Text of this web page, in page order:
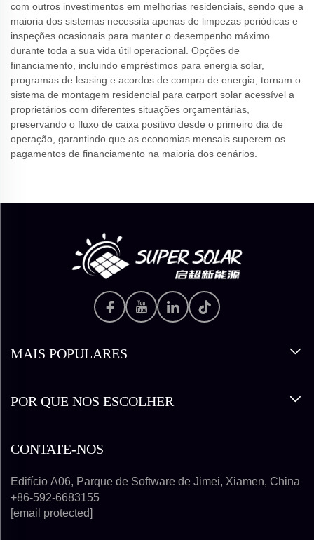
com outros investimentos em melhorias residenciais, sendo que a
maioria dos sistemas necessita apenas de limpezas periódicas e
inspeções ocasionais para manter o desempenho máximo
durante toda a sua vida útil operacional. Opções de
financiamento, incluindo empréstimos para energia solar,
programas de leasing e acordos de compra de energia, tornam o
sistema de montagem residencial para carport solar acessível a
proprietários com diferentes situações orçamentárias,
preservando o fluxo de caixa positivo desde o primeiro dia de
operação, garantindo que as economias mensais superem os
pagamentos de financiamento na maioria dos cenários.
MAIS POPULARES
POR QUE NOS ESCOLHER
CONTATE-NOS
Edifício A06, Parque de Software de Jimei, Xiamen, China
+86-592-6683155
[email protected]